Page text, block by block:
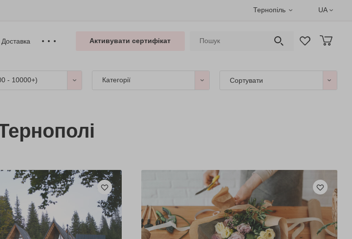
Тернопіль UA
Доставка Активувати сертифікат
- 10000+) Категорії Сортувати